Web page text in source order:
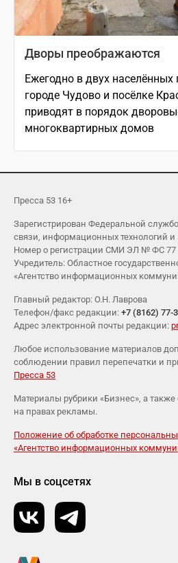
Дворы преображаются
Ежегодно в двух
городе Чудово и посёлке
приводят в порядок
многоквартирных домов
Пресса 53 16+
Зарегистрирован Федеральной
связи, информационных технологий
Номер о регистрации СМИ ЭЛ № ФС 77 -
Учредитель: Областное
«Агентство информационных
Главный редактор: О.Н. Лаврова
Телефон/факс редакции: +7 (8162) 77-
Адрес электронной почты редакции:
Любое использование материалов
соблюдении правил перепечатки и
Пресса 53
Материалы рубрики «Бизнес», а
на правах рекламы.
Положение об обработке
«Агентство информационных
Мы в соцсетях